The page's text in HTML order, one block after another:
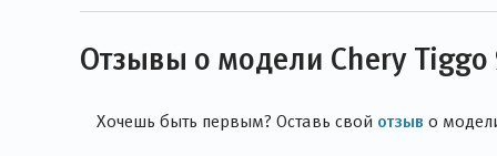
Отзывы о модели Chery Tiggo
Хочешь быть первым? Оставь свой отзыв о